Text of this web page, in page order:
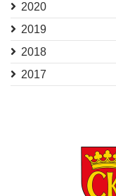
2020
2019
2018
2017